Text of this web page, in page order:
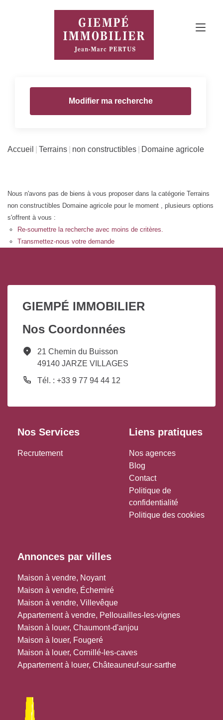
Modifier ma recherche
Accueil Terrains non constructibles Domaine agricole
Nous n'avons pas de biens à vous proposer dans la catégorie Terrains
non constructibles Domaine agricole pour le moment , plusieurs options
s'offrent à vous :
Re-soumettre la recherche avec moins de critères.
Transmettez-nous votre demande
GIEMPÉ IMMOBILIER
Nos Coordonnées
21 Chemin du Buisson
49140 JARZE VILLAGES
Tél. : +33 9 77 94 44 12
Nos Services
Recrutement
Liens pratiques
Nos agences
Blog
Contact
Politique de
confidentialité
Politique des cookies
Annonces par villes
Maison à vendre, Noyant
Maison à vendre, Échemiré
Maison à vendre, Villevêque
Appartement à vendre, Pellouailles-les-vignes
Maison à louer, Chaumont-d'anjou
Maison à louer, Fougeré
Maison à louer, Cornillé-les-caves
Appartement à louer, Châteauneuf-sur-sarthe